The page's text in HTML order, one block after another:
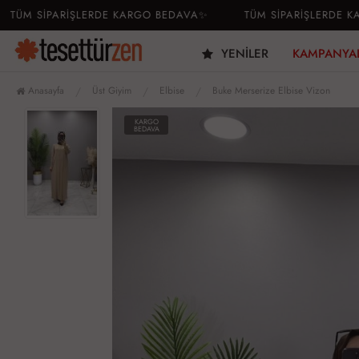
SİPARİŞLERDE KARGO BEDAVA✨ TÜM SİPARİŞLERDE
YENILER
Anasayfa Üst Giyim Elbise Buke Merserize Elbise Vizon
KARGO
BEDAVA